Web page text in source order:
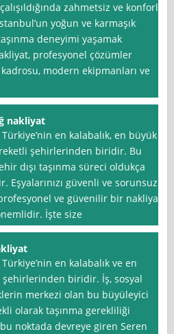
zahmetsiz ve konforlu
yoğun ve karmaşık
deneyimi yaşamak
profesyonel çözümler
modern ekipmanları ve
nakliyat
en kalabalık, en büyük
şehirlerinden biridir. Bu
dışı taşınma süreci oldukça
güvenli ve sorunsuz
ve güvenilir bir nakliyat
İşte size
en kalabalık ve en
şehirlerinden biridir. İş, sosyal
merkezi olan bu büyüleyici
olarak taşınma gerekliliği
noktada devreye giren Seren